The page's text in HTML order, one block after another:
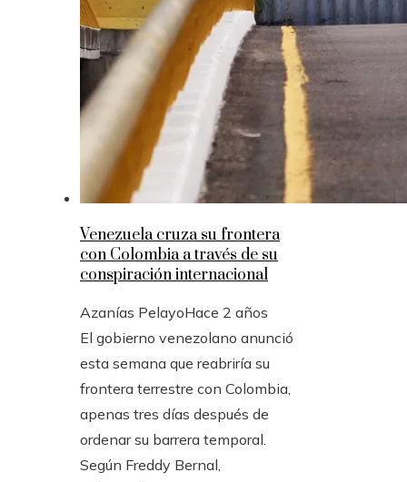
Venezuela cruza su frontera
con Colombia a través de su
conspiración internacional
Azanías PelayoHace 2 años
El gobierno venezolano anunció
esta semana que reabriría su
frontera terrestre con Colombia,
apenas tres días después de
ordenar su barrera temporal.
Según Freddy Bernal,